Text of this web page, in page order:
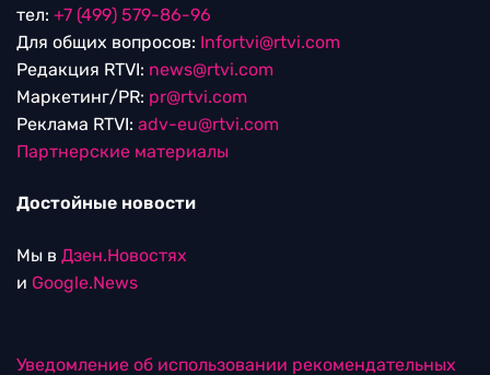
тел: +7 (499) 579-86-96
Для общих вопросов: Infortvi@rtvi.com
Редакция RTVI: news@rtvi.com
Маркетинг/PR: pr@rtvi.com
Реклама RTVI: adv-eu@rtvi.com
Партнерские материалы
Достойные новости
Мы в Дзен.Новостях
и Google.News
Уведомление об использовании рекомендательных